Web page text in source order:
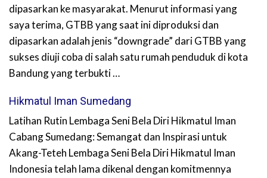
dipasarkan ke masyarakat. Menurut informasi yang
saya terima, GTBB yang saat ini diproduksi dan
dipasarkan adalah jenis “downgrade” dari GTBB yang
sukses diuji coba di salah satu rumah penduduk di kota
Bandung yang terbukti …
Hikmatul Iman Sumedang
Latihan Rutin Lembaga Seni Bela Diri Hikmatul Iman
Cabang Sumedang: Semangat dan Inspirasi untuk
Akang-Teteh Lembaga Seni Bela Diri Hikmatul Iman
Indonesia telah lama dikenal dengan komitmennya